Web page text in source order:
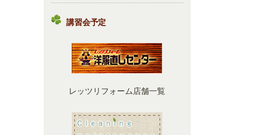
講習会予定
レッツリフォーム店舗一覧